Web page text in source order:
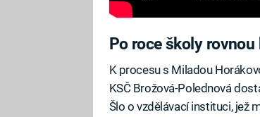
Po roce školy
K procesu s Miladou
KSČ Brožová-Polednová
Šlo o vzdělávací instituci, jež